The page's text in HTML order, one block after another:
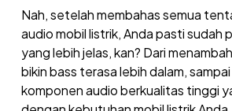
Nah, setelah membahas semua
audio mobil listrik, Anda pasti sudah
yang lebih jelas, kan? Dari
bikin bass terasa lebih dalam, sampai
komponen audio berkualitas tinggi